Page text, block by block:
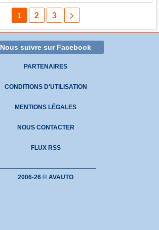
1 2 3
Nous suivre sur Facebook
PARTENAIRES
CONDITIONS D'UTILISATION
MENTIONS LÉGALES
NOUS CONTACTER
FLUX RSS
2006-26 © AVAUTO